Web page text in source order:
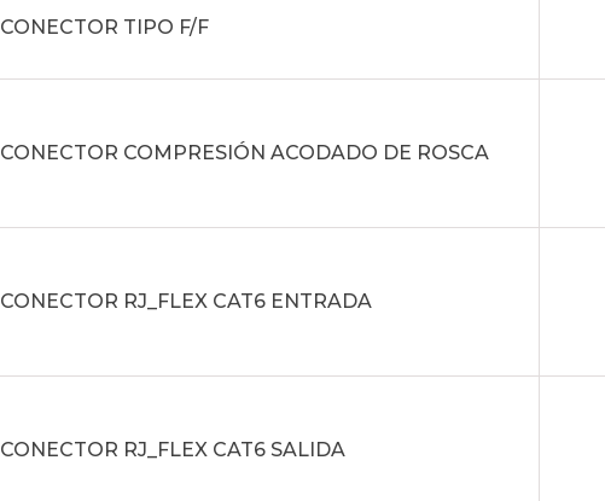
CONECTOR TIPO F/F
CONECTOR COMPRESIÓN ACODADO DE ROSCA
CONECTOR RJ_FLEX CAT6 ENTRADA
CONECTOR RJ_FLEX CAT6 SALIDA